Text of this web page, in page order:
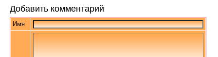
Добавить комментарий
Имя